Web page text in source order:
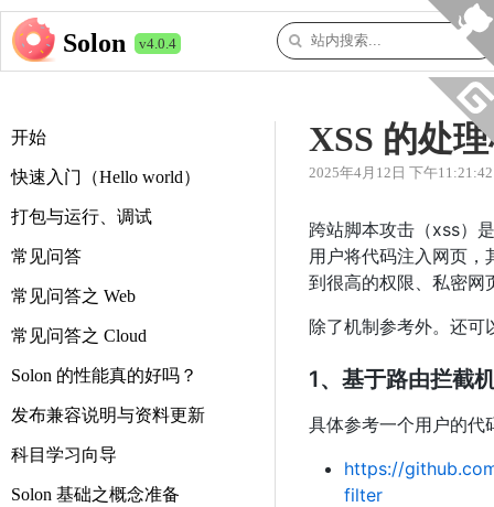
Solon v4.0.4
开始
快速入门（Hello world）
打包与运行、调试
常见问答
常见问答之 Web
常见问答之 Cloud
Solon 的性能真的好吗？
发布兼容说明与资料更新
科目学习向导
Solon 基础之概念准备
XSS 的处
2025年4月12日 下午11:21:42
跨站脚本攻击（xss）
用户将代码注入网页
到很高的权限、私密
除了机制参考外。还可
1、基于路由拦截
具体参考一个用户的代
https://
filter